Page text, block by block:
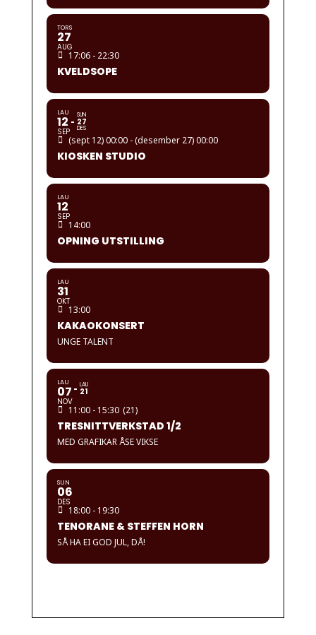
TORS
27
AUG
17:06 - 22:30
KVELDSOPE
LAU
12
SEP
SUN
27
DES
(sept 12) 00:00 - (desember 27) 00:00
KIOSKEN STUDIO
LAU
12
SEP
14:00
OPNING UTSTILLING
LAU
31
OKT
13:00
KAKAOKONSERT
UNGE TALENT
LAU
07
NOV
LAU
21
11:00 - 15:30 (21)
TRESNITTVERKSTAD 1/2
MED GRAFIKAR ÅSE VIKSE
SUN
06
DES
18:00 - 19:30
TENORANE & STEFFEN HORN
SÅ HA EI GOD JUL, DÅ!